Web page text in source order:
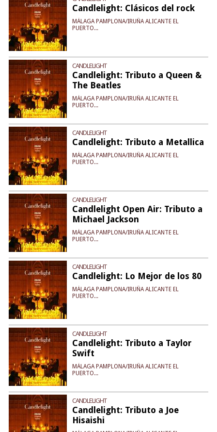
Candlelight: Clásicos del rock
MÁLAGA PAMPLONA/IRUÑA ALICANTE EL
PUERTO...
CANDLELIGHT
Candlelight: Tributo a Queen &
The Beatles
MÁLAGA PAMPLONA/IRUÑA ALICANTE EL
PUERTO...
CANDLELIGHT
Candlelight: Tributo a Metallica
MÁLAGA PAMPLONA/IRUÑA ALICANTE EL
PUERTO...
CANDLELIGHT
Candlelight Open Air: Tributo a
Michael Jackson
MÁLAGA PAMPLONA/IRUÑA ALICANTE EL
PUERTO...
CANDLELIGHT
Candlelight: Lo Mejor de los 80
MÁLAGA PAMPLONA/IRUÑA ALICANTE EL
PUERTO...
CANDLELIGHT
Candlelight: Tributo a Taylor
Swift
MÁLAGA PAMPLONA/IRUÑA ALICANTE EL
PUERTO...
CANDLELIGHT
Candlelight: Tributo a Joe
Hisaishi